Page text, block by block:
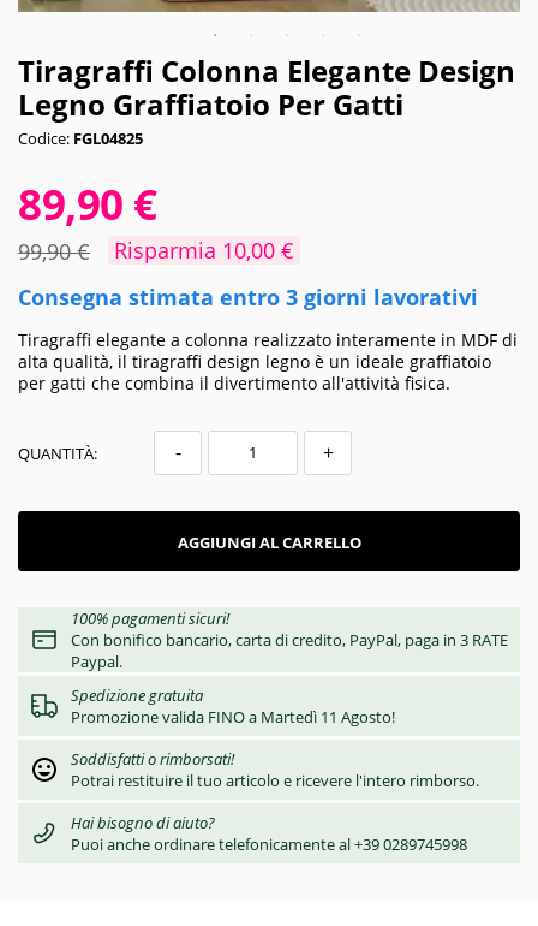
Tiragraffi Colonna Elegante Design
Legno Graffiatoio Per Gatti
Codice: FGL04825
89,90 €
99,90 €
Risparmia 10,00 €
Consegna stimata entro 3 giorni lavorativi
Tiragraffi elegante a colonna realizzato interamente in MDF di
alta qualità, il tiragraffi design legno è un ideale graffiatoio
per gatti che combina il divertimento all'attività fisica.
QUANTITÀ: - +
AGGIUNGI AL CARRELLO
100% pagamenti sicuri!
Con bonifico bancario, carta di credito, PayPal, paga in 3 RATE
Paypal.
Spedizione gratuita
Promozione valida FINO a Martedì 11 Agosto!
Soddisfatti o rimborsati!
Potrai restituire il tuo articolo e ricevere l'intero rimborso.
Hai bisogno di aiuto?
Puoi anche ordinare telefonicamente al +39 0289745998